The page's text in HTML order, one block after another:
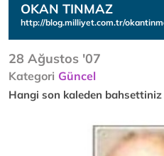
OKAN TINMAZ
http://blog.milliyet.com.tr/
28 Ağustos '07
Kategori Güncel
Hangi son kaleden bahsettiniz